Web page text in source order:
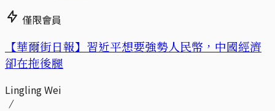
僅限會員
【華爾街日報】習近平想要強勢人民幣，中國經濟
卻在拖後腿
Lingling Wei